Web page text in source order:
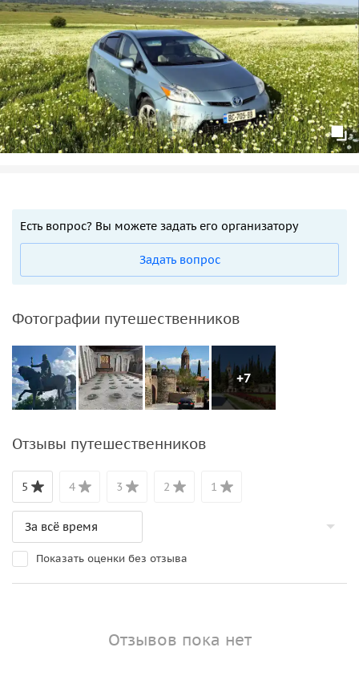
Есть вопрос? Вы можете задать его организатору
Задать вопрос
Фотографии путешественников
+7
Отзывы путешественников
5 4 3 2 1
Показать оценки без отзыва
Отзывов пока нет